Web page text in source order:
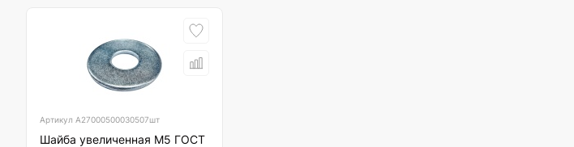
Артикул А27000500030507шт
Шайба увеличенная М5 ГОСТ